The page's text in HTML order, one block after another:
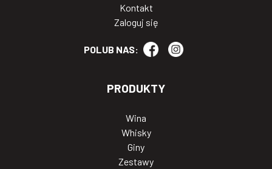
Kontakt
Zaloguj się
POLUB NAS:
PRODUKTY
Wina
Whisky
Giny
Zestawy